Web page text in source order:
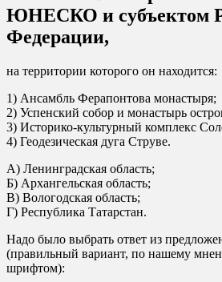
ЮНЕСКО и субъектом
Федерации,
на территории которого он находится:
1) Ансамбль Ферапонтова монастыря;
2) Успенский собор и монастырь
3) Историко-культурный комплекс
4) Геодезическая дуга Струве.
А) Ленинградская область;
Б) Архангельская область;
В) Вологодская область;
Г) Республика Татарстан.
Надо было выбрать ответ из
(правильный вариант, по нашему
шрифтом):